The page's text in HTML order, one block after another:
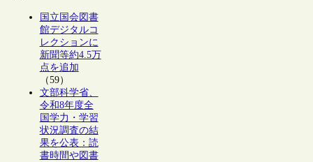
国立国会図書
館デジタルコ
レクションに
新聞等約4.5万
点を追加
（59）
文部科学省、
令和8年度全
国学力・学習
状況調査の結
果を公表：読
書時間や図書